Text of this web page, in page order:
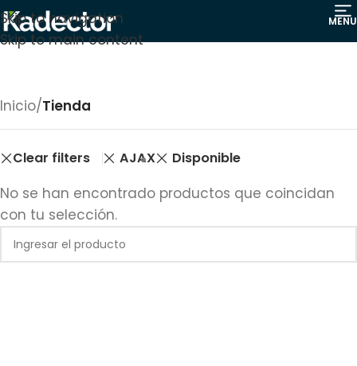
Skip to navigation
Skip to main content
MENU
Inicio/Tienda
Clear filters AJAX Disponible
No se han encontrado productos que coincidan
con tu selección.